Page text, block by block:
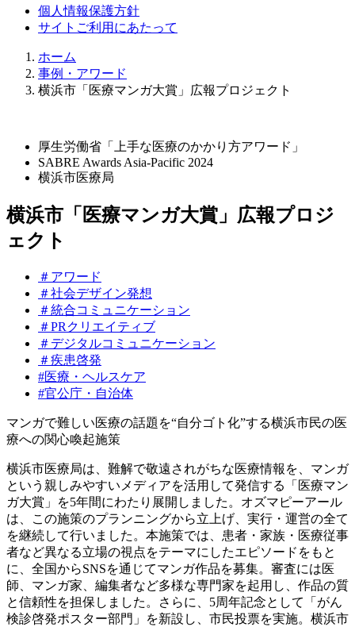
個人情報保護方針
サイトご利用にあたって
ホーム
事例・アワード
横浜市「医療マンガ大賞」広報プロジェクト
厚生労働省「上手な医療のかかり方アワード」
SABRE Awards Asia-Pacific 2024
横浜市医療局
横浜市「医療マンガ大賞」広報プロジ
ェクト
＃アワード
＃社会デザイン発想
＃統合コミュニケーション
＃PRクリエイティブ
＃デジタルコミュニケーション
＃疾患啓発
#医療・ヘルスケア
#官公庁・自治体
マンガで難しい医療の話題を“自分ゴト化”する横浜市民の医
療への関心喚起施策
横浜市医療局は、難解で敬遠されがちな医療情報を、マンガ
という親しみやすいメディアを活用して発信する「医療マン
ガ大賞」を5年間にわたり展開しました。オズマピーアール
は、この施策のプランニングから立上げ、実行・運営の全て
を継続して行いました。本施策では、患者・家族・医療従事
者など異なる立場の視点をテーマにしたエピソードをもと
に、全国からSNSを通じてマンガ作品を募集。審査には医
師、マンガ家、編集者など多様な専門家を起用し、作品の質
と信頼性を担保しました。さらに、5周年記念として「がん
検診啓発ポスター部門」を新設し、市民投票を実施。横浜市